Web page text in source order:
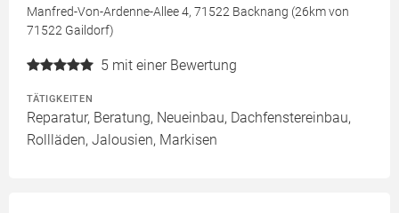
Manfred-Von-Ardenne-Allee 4, 71522 Backnang (26km von
71522 Gaildorf)
5 mit einer Bewertung
TÄTIGKEITEN
Reparatur, Beratung, Neueinbau, Dachfenstereinbau,
Rollläden, Jalousien, Markisen